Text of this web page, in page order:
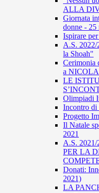
ALLA
Giornata
donne - 25
Ispirare
A.S.
la Shoah"
Cerimonia
a
LE
Olimpiadi
Incontro di
Progetto
Il Natale
2021
A.S.
PER LA
Donati:
2021)
LA